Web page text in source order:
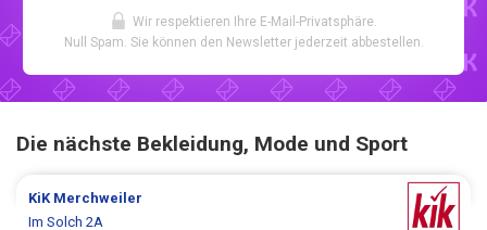
Wir respektieren Ihre E-Mail-Privatsphäre.
Null Spam. Sie können den Newsletter jederzeit abbestellen.
Die nächste Bekleidung, Mode und Sport
KiK Merchweiler
Im Solch 2A